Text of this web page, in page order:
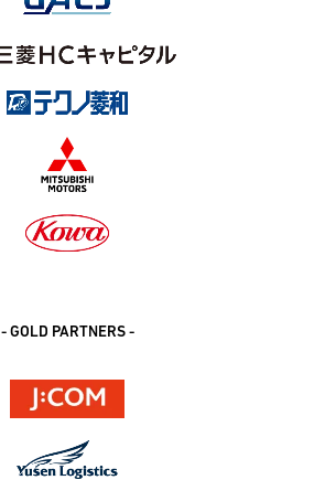
- GOLD PARTNERS -